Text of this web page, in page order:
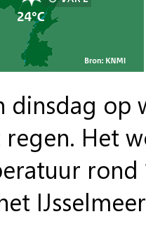
dinsdag op
Het
rond